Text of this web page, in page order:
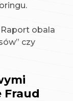
Raport obala
czy
Fraud